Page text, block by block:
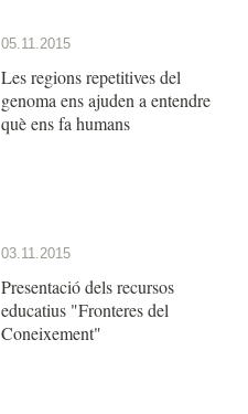
05.11.2015
Les regions repetitives del
genoma ens ajuden a entendre
què ens fa humans
03.11.2015
Presentació dels recursos
educatius "Fronteres del
Coneixement"